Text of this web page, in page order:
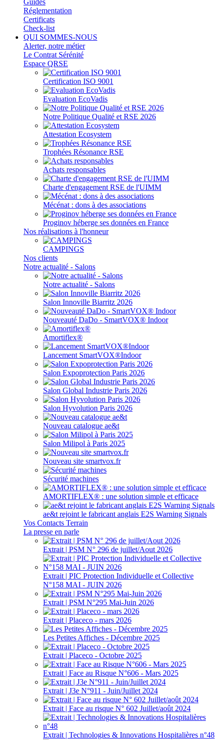
Guides
Réglementation
Certificats
Check-list
QUI SOMMES-NOUS
Alerter, notre métier
Le Contrat Sérénité
Espace QRSE
Certification ISO 9001
Evaluation EcoVadis
Notre Politique Qualité et RSE 2026
Attestation Ecosystem
Trophées Résonance RSE
Achats responsables
Charte d'engagement RSE de l'UIMM
Mécénat : dons à des associations
Proginov héberge ses données en France
Nos réalisations à l'honneur
CAMPINGS
Nos clients
Notre actualité - Salons
Notre actualité - Salons
Salon Innoville Biarritz 2026
Nouveauté DaDo - SmartVOX® Indoor
Amortiflex®
Lancement SmartVOX®Indoor
Salon Expoprotection Paris 2026
Salon Global Industrie Paris 2026
Salon Hyvolution Paris 2026
Nouveau catalogue ae&t
Salon Milipol à Paris 2025
Nouveau site smartvox.fr
Sécurité machines
AMORTIFLEX® : une solution simple et efficace
ae&t rejoint le fabricant anglais E2S Warning Signals
Vos Contacts Terrain
La presse en parle
Extrait | PSM N° 296 de juillet/Aout 2026
Extrait | PIC Protection Individuelle et Collective
N°158 MAI - JUIN 2026
Extrait | PSM N°295 Mai-Juin 2026
Extrait | Placeco - mars 2026
Les Petites Affiches - Décembre 2025
Extrait | Placeco - Octobre 2025
Extrait | Face au Risque N°606 - Mars 2025
Extrait | J3e N°911 - Juin/Juillet 2024
Extrait | Face au risque N° 602 Juillet/août 2024
Extrait | Technologies & Innovations Hospitalières n°48